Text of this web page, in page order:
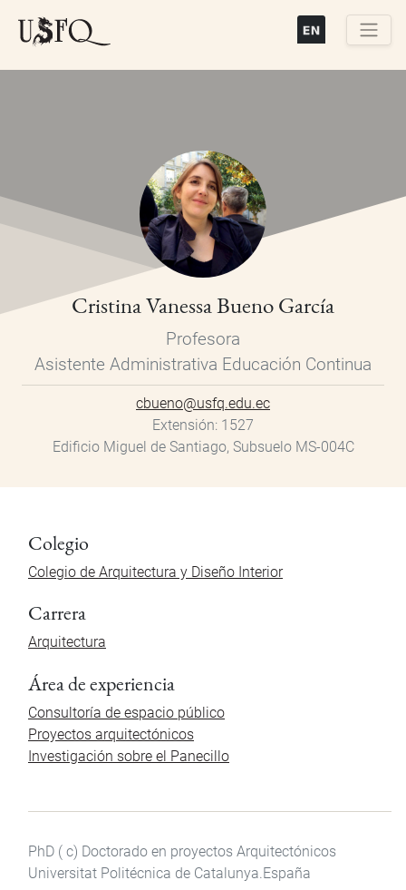
Cristina Vanessa Bueno García
Profesora
Asistente Administrativa Educación Continua
cbueno@usfq.edu.ec
Extensión 1527
Edificio Miguel de Santiago, Subsuelo MS-004C
Colegio
Colegio de Arquitectura y Diseño Interior
Carrera
Arquitectura
Área de experiencia
Consultoría de espacio público
Proyectos arquitectónicos
Investigación sobre el Panecillo
PhD ( c) Doctorado en proyectos Arquitectónicos
Universitat Politécnica de Catalunya.España